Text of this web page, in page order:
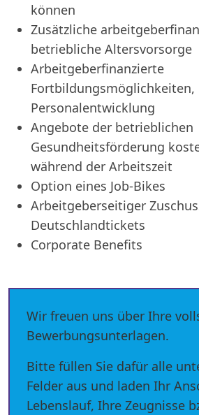
können
Zusätzliche
betriebliche Altersvorsorge
Arbeitgeberfinanzierte
Personalentwicklung
Angebote der betrieblichen
Gesundheitsförderung
während der Arbeitszeit
Option eines Job-Bikes
Arbeitgeberseitiger
Deutschlandtickets
Corporate Benefits
Wir freuen uns über Ihre
Bewerbungsunterlagen.
Bitte füllen Sie dafür alle
Felder aus und laden Ihr
Lebenslauf, Ihre Zeugnisse